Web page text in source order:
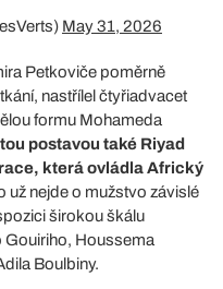
May 31, 2026
Petkoviče poměrně
nastřílel čtyřiadvacet
formu Mohameda
postavou také Riyad
která ovládla Africký
už nejde o mužstvo závislé
širokou škálu
Gouiriho, Houssema
Boulbiny.